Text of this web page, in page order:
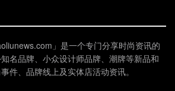
」是一个专门分享时尚资讯的
名品牌、小众设计师品牌、潮牌等新品和
件、品牌线上及实体店活动资讯。